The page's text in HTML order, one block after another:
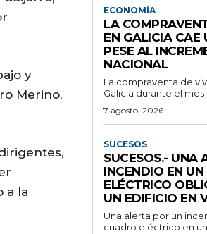
y
Merino,
a la
ECONOMÍA
LA
EN GALICIA CAE
PESE AL
NACIONAL
La compraventa de
Galicia durante el mes
7 agosto, 2026
SUCESOS
SUCESOS.- UNA
INCENDIO EN
ELÉCTRICO
UN EDIFICIO EN
Una alerta por un
cuadro eléctrico en